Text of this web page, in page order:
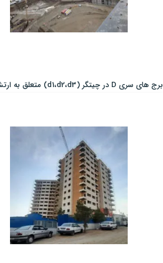
برج های سری D در چیتگر (d1،d2،d3) متعلق به ارتش